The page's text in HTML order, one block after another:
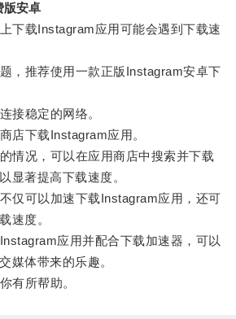
版安卓
载Instagram应用可能会遇到下载速
推荐使用一款正版Instagram安卓下
稳定的网络。
下载Instagram应用。
况，可以在应用商店中搜索并下载
显著提高下载速度。
可以加速下载Instagram应用，还可
速度。
应用并配合下载加速器，可以
媒体带来的乐趣。
所帮助。